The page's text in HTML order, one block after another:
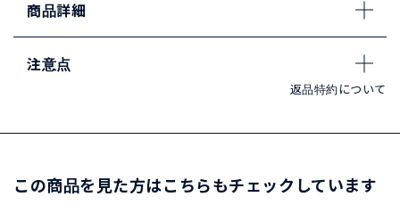
商品詳細
注意点
返品特約について
この商品を見た方はこちらもチェックしています